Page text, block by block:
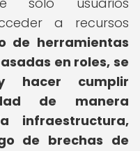
a recursos
de herramientas
en roles, se
hacer cumplir
de manera
infraestructura,
de brechas de